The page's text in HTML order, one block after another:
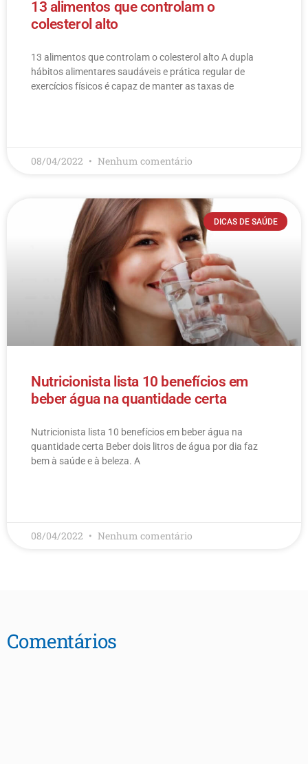
13 alimentos que controlam o
colesterol alto
13 alimentos que controlam o colesterol alto​ A dupla
hábitos alimentares saudáveis e prática regular de
exercícios físicos é capaz de manter as taxas de
08/04/2022 Nenhum comentário
DICAS DE SAÚDE
Nutricionista lista 10 benefícios em
beber água na quantidade certa
Nutricionista lista 10 benefícios em beber água na
quantidade certa Beber dois litros de água por dia faz
bem à saúde e à beleza. A
08/04/2022 Nenhum comentário
Comentários